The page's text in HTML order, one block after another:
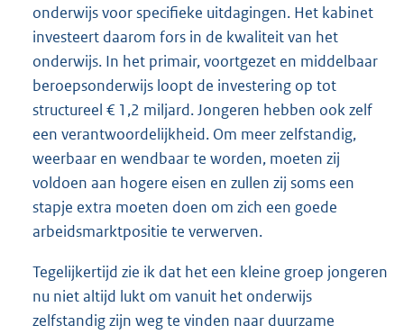
onderwijs voor specifieke uitdagingen. Het kabinet
investeert daarom fors in de kwaliteit van het
onderwijs. In het primair, voortgezet en middelbaar
beroepsonderwijs loopt de investering op tot
structureel € 1,2 miljard. Jongeren hebben ook zelf
een verantwoordelijkheid. Om meer zelfstandig,
weerbaar en wendbaar te worden, moeten zij
voldoen aan hogere eisen en zullen zij soms een
stapje extra moeten doen om zich een goede
arbeidsmarktpositie te verwerven.
Tegelijkertijd zie ik dat het een kleine groep jongeren
nu niet altijd lukt om vanuit het onderwijs
zelfstandig zijn weg te vinden naar duurzame